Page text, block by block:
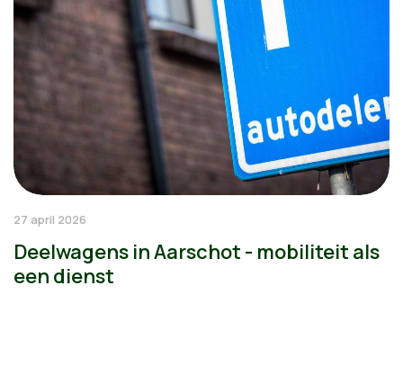
27 april 2026
Deelwagens in Aarschot - mobiliteit als
een dienst